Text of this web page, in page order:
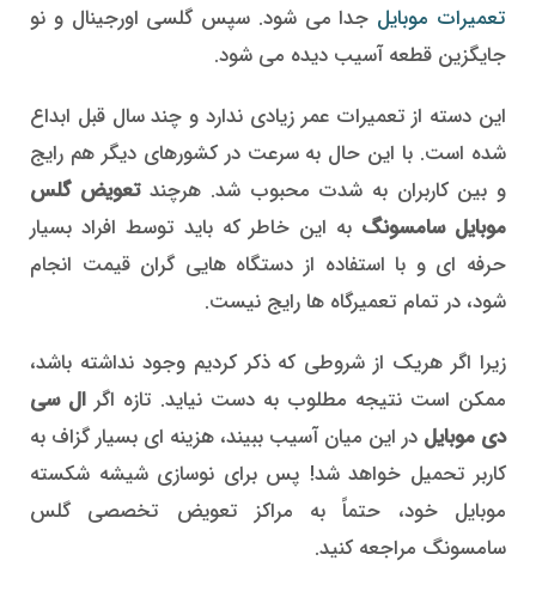
تعمیرات موبایل جدا می شود. سپس گلسی اورجینال و نو
جایگزین قطعه آسیب دیده می شود.
این دسته از تعمیرات عمر زیادی ندارد و چند سال قبل ابداع
شده است. با این حال به سرعت در کشورهای دیگر هم رایج
و بین کاربران به شدت محبوب شد. هرچندتعویض گلس
موبایل سامسونگ به این خاطر که باید توسط افراد بسیار
حرفه ای و با استفاده از دستگاه هایی گران قیمت انجام
شود، در تمام تعمیرگاه ها رایج نیست.
زیرا اگر هریک از شروطی که ذکر کردیم وجود نداشته باشد،
ممکن است نتیجه مطلوب به دست نیاید. تازه اگر ال سی
دی موبایل در این میان آسیب ببیند، هزینه ای بسیار گزاف به
کاربر تحمیل خواهد شد! پس برای نوسازی شیشه شکسته
موبایل خود، حتماً به مراکز تعویض تخصصی گلس
سامسونگ مراجعه کنید.